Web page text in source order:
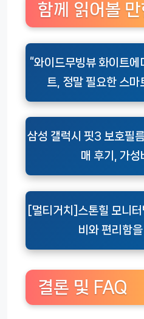
함께 읽어볼
“와이드무빙뷰 화이트
트, 정말 필요한 스
삼성 갤럭시 핏3 보호필
매 후기, 가성
[멀티거치]스톤힐 모니
비와 편리함을
결론 및 FAQ